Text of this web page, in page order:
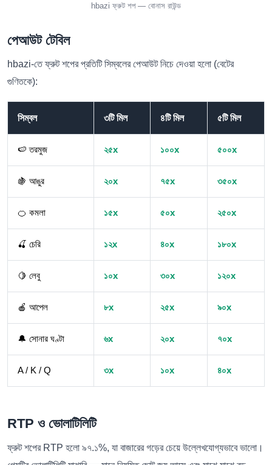
hbazi ফ্রুট শপ — বোনাস রাউন্ড
পেআউট টেবিল
hbazi-তে ফ্রুট শপের প্রতিটি সিম্বলের পেআউট নিচে দেওয়া হলো (বেটের
গুণিতকে):
সিম্বল ৩টি মিল ৪টি মিল ৫টি মিল
🍉 তরমুজ ২৫x ১০০x ৫০০x
🍇 আঙুর ২০x ৭৫x ৩৫০x
🍊 কমলা ১৫x ৫০x ২৫০x
🍒 চেরি ১২x ৪০x ১৮০x
🍋 লেবু ১০x ৩০x ১২০x
🍎 আপেল ৮x ২৫x ৯০x
🔔 সোনার ঘণ্টা ৬x ২০x ৭০x
A / K / Q ৩x ১০x ৪০x
RTP ও ভোলাটিলিটি
ফ্রুট শপের RTP হলো ৯৭.১%, যা বাজারের গড়ের চেয়ে উল্লেখযোগ্যভাবে ভালো।